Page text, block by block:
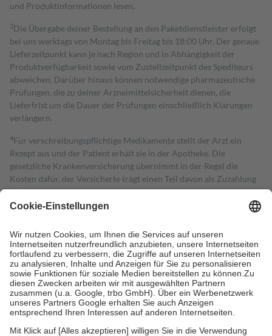
und Produktinformationen lesen.
3Die Übergabe deiner Bestellung an den Paketdienstleister erfolgt
bei uns werktags von Montag bis Freitag bis 18:00 Uhr. Der genaue
Lieferzeitpunkt kann je nach Region und in Abhängigkeit der
Produktverfügbarkeit sowie vom Zustellzeitpunkt des Spediteurs
abweichen. Darüber hinaus können notwendige pharmazeutische
Prüfungen, die zu deiner Arzneimittelsicherheit dienen, die
Lieferfrist um die Dauer der Prüfungen einschließlich Klärungen
verlängern.
4Für verschreibungspflichtige Medikamente stellt der Arzt ein
Rezept aus und der Patient erhält sie in der Apotheke. Die
gesetzliche Krankenversicherung übernimmt in der Regel die
Kosten dafür, der Versicherte trägt einen Teil davon als Zuzahlung
mit.
Grundsätzlich leisten Mitglieder Zuzahlungen in Höhe von zehn
höchstens zehn Euro.
Es sind jedoch nie mehr als die tatsächlichen
Kosten der Leistung zu entrichten.
Diese Regeln gelten grundsätzlich auch für Online-Apotheken.
Bei Heilmitteln und häuslicher Krankenpflege beträgt die
Zuzahlung zehn Prozent der Kosten sowie zehn Euro je
Verordnung.
Um das Engagement der Versicherten für ihre eigene Gesundheit zu
stärken und die besondere Stellung der Familie zu unterstützen,
fallenkeine Zuzahlungenan bei: